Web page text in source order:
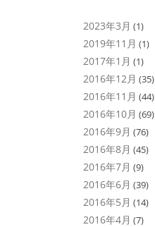
2023年3月 (1)
2019年11月 (1)
2017年1月 (1)
2016年12月 (35)
2016年11月 (44)
2016年10月 (69)
2016年9月 (76)
2016年8月 (45)
2016年7月 (9)
2016年6月 (39)
2016年5月 (14)
2016年4月 (7)